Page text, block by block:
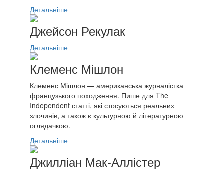
Детальніше
Джейсон Рекулак
Детальніше
Клеменс Мішлон
Клеменс Мішлон — американська журналістка
французького походження. Пише для The
Independent статті, які стосуються реальних
злочинів, а також є культурною й літературною
оглядачкою.
Детальніше
Джилліан Мак-Аллістер